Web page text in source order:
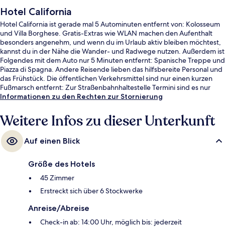
Hotel California
Hotel California ist gerade mal 5 Autominuten entfernt von: Kolosseum
und Villa Borghese. Gratis-Extras wie WLAN machen den Aufenthalt
besonders angenehm, und wenn du im Urlaub aktiv bleiben möchtest,
kannst du in der Nähe die Wander- und Radwege nutzen. Außerdem ist
Folgendes mit dem Auto nur 5 Minuten entfernt: Spanische Treppe und
Piazza di Spagna. Andere Reisende lieben das hilfsbereite Personal und
das Frühstück. Die öffentlichen Verkehrsmittel sind nur einen kurzen
Fußmarsch entfernt: Zur Straßenbahnhaltestelle Termini sind es nur
wenige Schritte und zur Straßenbahnhaltestelle Farini 2 Minuten.
Informationen zu den Rechten zur Stornierung
Weitere Infos zu dieser Unterkunft
Auf einen Blick
Größe des Hotels
45 Zimmer
Erstreckt sich über 6 Stockwerke
Anreise/Abreise
Check-in ab: 14:00 Uhr, möglich bis: jederzeit